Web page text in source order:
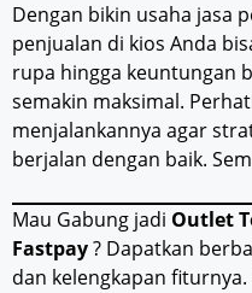
Dengan bikin usaha jasa
penjualan di kios Anda
rupa hingga keuntungan
semakin maksimal.
menjalankannya agar
berjalan dengan baik.
Mau Gabung jadi Outlet
Fastpay? Dapatkan
dan kelengkapan fiturnya.